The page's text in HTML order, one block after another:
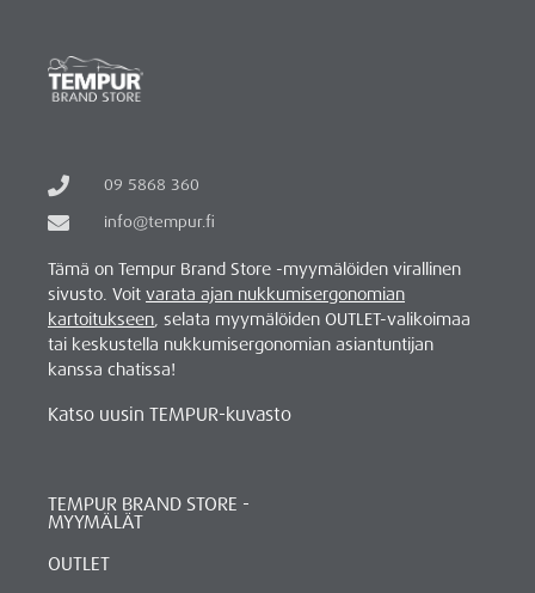
09 5868 360
info@tempur.fi
Tämä on Tempur Brand Store -myymälöiden virallinen
sivusto. Voit varata ajan nukkumisergonomian
kartoitukseen, selata myymälöiden OUTLET-valikoimaa
tai keskustella nukkumisergonomian asiantuntijan
kanssa chatissa!
Katso uusin TEMPUR-kuvasto
TEMPUR BRAND STORE -
MYYMÄLÄT
OUTLET